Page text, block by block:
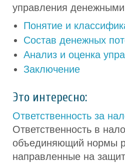
управления
Понятие и
Состав денежных
Анализ и оценка
Заключение
Это интересно:
Ответственность за
Ответственность в
объединяющий нормы
направленные на